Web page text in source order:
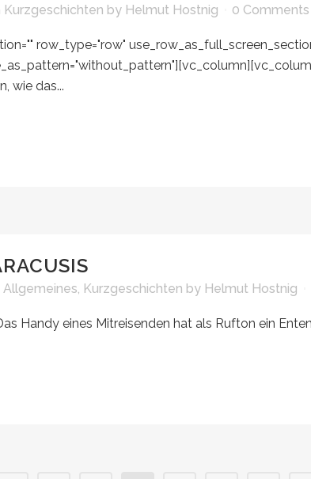
Kurzgeschichten by Helmut Hostnig 0 Comments
row_type="row"
wie das...
Allgemeines, Kurzgeschichten by Helmut Hostnig
Handy eines Mitreisenden hat als Rufton ein